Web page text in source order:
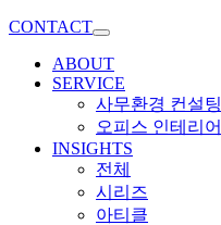
CONTACT
ABOUT
SERVICE
사무환경 컨설팅
오피스 인테리어
INSIGHTS
전체
시리즈
아티클